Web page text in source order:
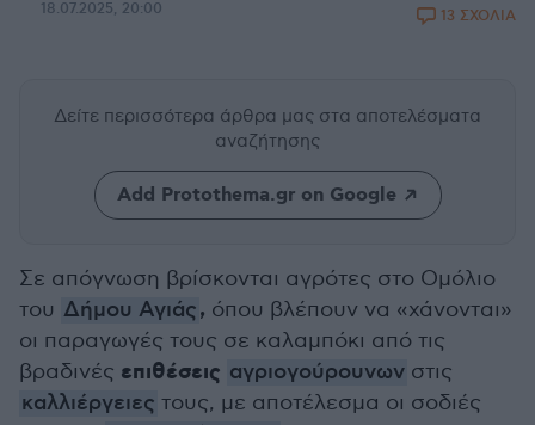
18.07.2025, 20:00 13 ΣΧΟΛΙΑ
Δείτε περισσότερα άρθρα μας στα αποτελέσματα
αναζήτησης
Add Protothema.gr on Google
Σε απόγνωση βρίσκονται αγρότες στο Ομόλιο
του Δήμου Αγιάς, όπου βλέπουν να «χάνονται»
οι παραγωγές τους σε καλαμπόκι από τις
βραδινές επιθέσεις αγριογούρουνων στις
καλλιέργειες τους, με αποτέλεσμα οι σοδιές